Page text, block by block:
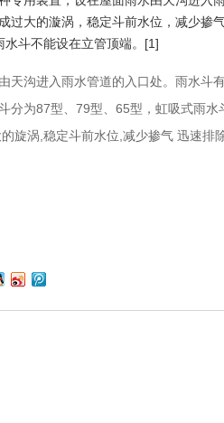
过大的漩涡，稳定斗前水位，减少掺
水斗不能设在立管顶端。[1]
天沟进入雨水管道的入口处。雨水斗
分为87型、79型、65型，虹吸式雨
旋涡,稳定斗前水位,减少掺气 迅速排